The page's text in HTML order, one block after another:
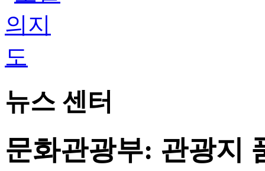
뉴스 센터
문화관광부: 관광지